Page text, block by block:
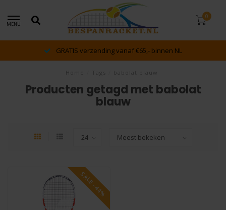
MENU
0
GRATIS verzending vanaf €65,- binnen NL
Producten getagd met babolat
blauw
SALE -44%